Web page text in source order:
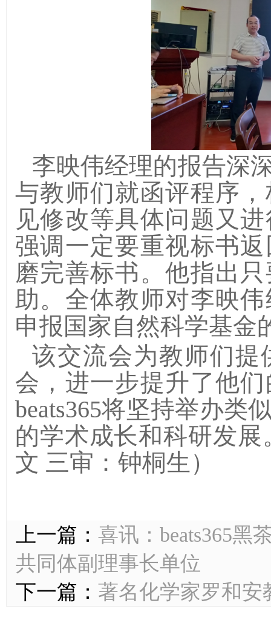
李映伟经理的报告深
与教师们就函评程序
见修改等具体问题又
强调一定要重视标书
磨完善标书。他指出
助。全体教师对李映
申报国家自然科学基金
该交流会为教师们提
会，进一步提升了他
beats365将坚持举办类
的学术成长和科研发
文 三审：钟桐生）
上一篇： 喜讯：beats365黑
共同体副理事长单位
下一篇： 著名化学家罗和安